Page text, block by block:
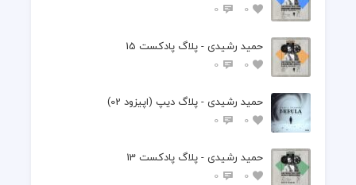
0
0
حمید رشیدی - پلاگ پادکست 15
0
0
حمید رشیدی - پلاگ دیپ (اپیزود 02)
0
0
حمید رشیدی - پلاگ پادکست 13
0
0